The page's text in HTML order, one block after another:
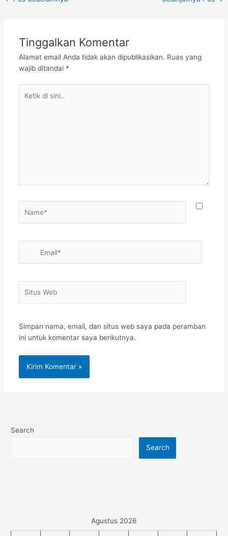
Tinggalkan Komentar
Alamat email Anda tidak akan dipublikasikan. Ruas yang
wajib ditandai *
Web
Simpan nama, email, dan situs web saya pada peramban
ini untuk komentar saya berikutnya.
Search
Search
Agustus 2026